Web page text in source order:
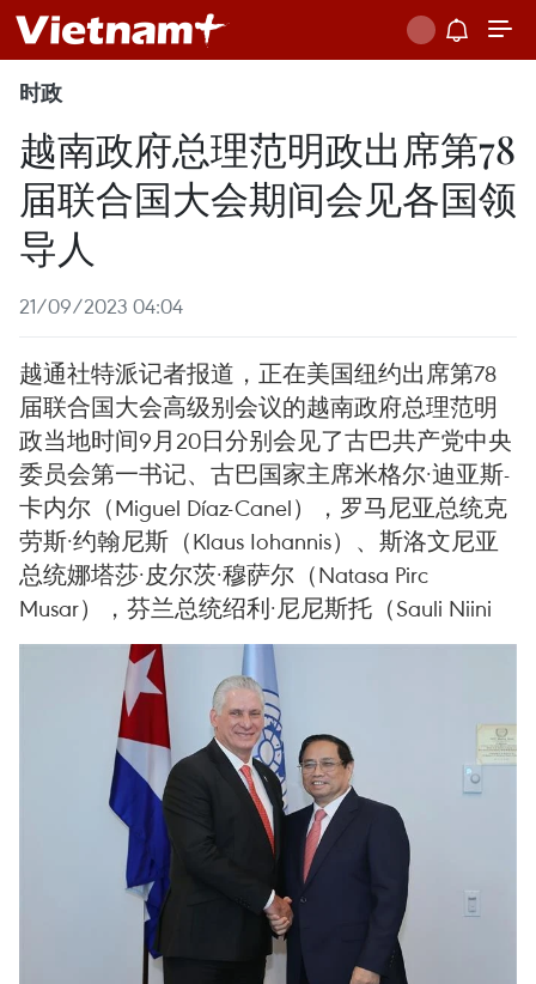
时政
越南政府总理范明政出席第78
届联合国大会期间会见各国领
导人
21/09/2023 04:04
越通社特派记者报道，正在美国纽约出席第78
届联合国大会高级别会议的越南政府总理范明
政当地时间9月20日分别会见了古巴共产党中央
委员会第一书记、古巴国家主席米格尔·迪亚斯-
卡内尔（Miguel Díaz-Canel），罗马尼亚总统克
劳斯·约翰尼斯（Klaus Iohannis）、斯洛文尼亚
总统娜塔莎·皮尔茨·穆萨尔（Natasa Pirc
Musar），芬兰总统绍利·尼尼斯托（Sauli Niini